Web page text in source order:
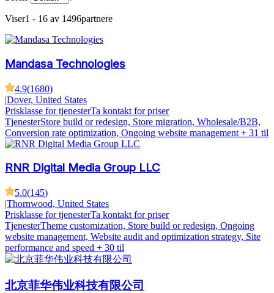
Viser1 - 16 av 1496partnere
Mandasa Technologies
4.9(1680)
|Dover, United States
Prisklasse for tjenesterTa kontakt for priser
TjenesterStore build or redesign, Store migration, Wholesale/B2B,
Conversion rate optimization, Ongoing website management + 31 til
RNR Digital Media Group LLC
5.0(145)
|Thornwood, United States
Prisklasse for tjenesterTa kontakt for priser
TjenesterTheme customization, Store build or redesign, Ongoing
website management, Website audit and optimization strategy, Site
performance and speed + 30 til
北京菲华伟业科技有限公司